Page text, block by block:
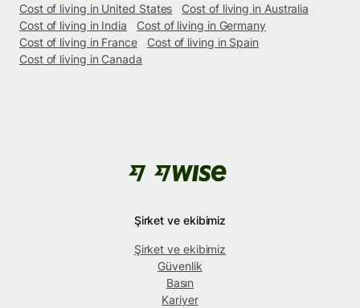
Cost of living in United States
Cost of living in Australia
Cost of living in India
Cost of living in Germany
Cost of living in France
Cost of living in Spain
Cost of living in Canada
Şirket ve ekibimiz
Şirket ve ekibimiz
Güvenlik
Basın
Kariyer